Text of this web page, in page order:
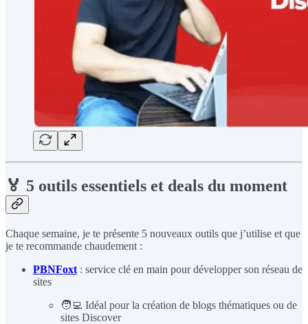
🏅 5 outils essentiels et deals du moment
Chaque semaine, je te présente 5 nouveaux outils que j’utilise et que
je te recommande chaudement :
PBNFoxt : service clé en main pour développer son réseau de
sites
🧑‍💻 Idéal pour la création de blogs thématiques ou de
sites Discover